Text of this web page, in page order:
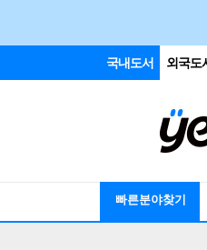
국내도서 외국도
빠른분야찾기